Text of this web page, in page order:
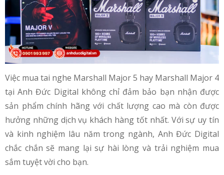
Việc mua tai nghe Marshall Major 5 hay Marshall Major 4
tại Anh Đức Digital không chỉ đảm bảo bạn nhận được
sản phẩm chính hãng với chất lượng cao mà còn được
hưởng những dịch vụ khách hàng tốt nhất. Với sự uy tín
và kinh nghiệm lâu năm trong ngành, Anh Đức Digital
chắc chắn sẽ mang lại sự hài lòng và trải nghiệm mua
sắm tuyệt vời cho bạn.